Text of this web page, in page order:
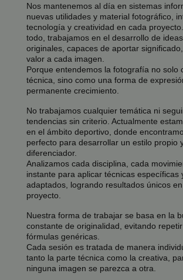
Nos mantenemos al día en sistemas
nuevas utilidades y material fotográfico,
tecnología y creatividad en cada
todo, trabajamos en el desarrollo de
originales, capaces de aportar
valor a cada imagen.
Porque entendemos la fotografía no solo
técnica, sino como una forma de
permanente crecimiento.
No trabajamos cualquier temática ni
tendencias sin criterio. Actualmente
en el ámbito deportivo, donde
perfecto para desarrollar un estilo propio
diferenciador.
Analizamos cada disciplina, cada
instante para aplicar técnicas específicas
adaptados, logrando resultados únicos
proyecto.
Nuestra forma de trabajar se basa en la
constante de originalidad, evitando
fórmulas genéricas.
Cada sesión es tratada de manera
tanto la parte técnica como la creativa,
ninguna imagen se parezca a otra.